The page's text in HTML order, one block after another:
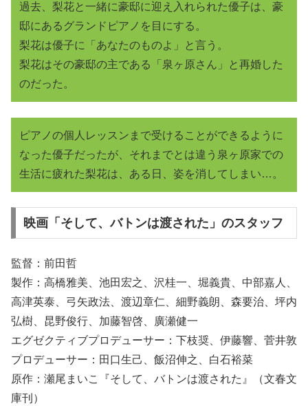
過去、梨花と一緒に豪邸に迎え入れられた優子は、豪
邸にあるグランドピアノを目にする。
梨花は優子に「あなたのものよ」と言う。
梨花はその豪邸の主である「泉ヶ原さん」と再婚した
のだった。
ピアノの個人レッスンまで受けることができるように
なった優子だったが、それまでとは違う泉ヶ原家での
生活に疲れた梨花は、ある日、姿を消してしまい…。
映画「そして、バトンは渡された」のスタッフ
監督：前田哲
製作：高橋雅美、池田宏之、沢桂一、堀義貴、中部嘉人、
高津英泰、弓矢政法、渡辺章仁、細野義朗、森要治、坪内
弘樹、昆野俊行、加藤智啓、廣瀬健一
エグゼクティブプロデューサー：下枝奨、伊藤響、菅井敦
プロデューサー：田口生己、飯沼伸之、白石裕菜
原作：瀬尾まいこ『そして、バトンは渡された』（文春文
庫刊）